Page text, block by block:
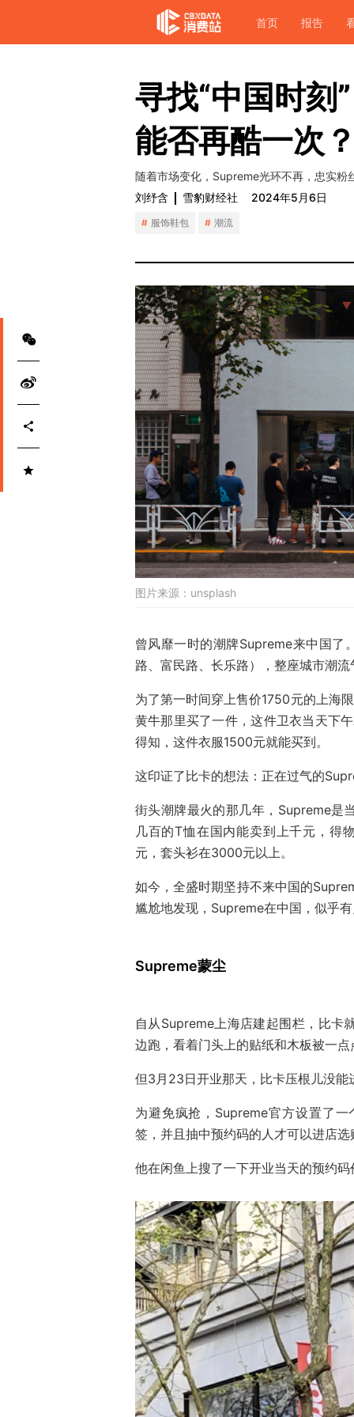
首页 报告
寻找“中国时刻
能否再酷一次
随着市场变化，Supreme光环不再，忠实粉
刘纾含
雪豹财经社 2024年5月6日
服饰鞋包 潮流
图片来源： unsplash
曾风靡一时的潮牌Supreme来中国了
路、富民路、长乐路），整座城市潮
为了第一时间穿上售价1750元的上海
黄牛那里买了一件，这件卫衣当天下
得知，这件衣服1500元就能买到。
这印证了比卡的想法：正在过气的
街头潮牌最火的那几年，Supreme是
几百的T恤在国内能卖到上千元，得
元，套头衫在3000元以上。
如今，全盛时期坚持不来中国的
尴尬地发现，Supreme在中国，似乎
Supreme蒙尘
自从Supreme上海店建起围栏，比卡
边跑，看着门头上的贴纸和木板被一
但3月23日开业那天，比卡压根儿没能
为避免疯抢，Supreme官方设置了
签，并且抽中预约码的人才可以进店
他在闲鱼上搜了一下开业当天的预约